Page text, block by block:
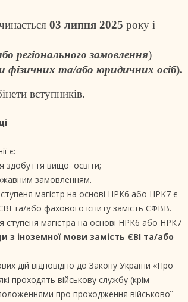
03 липня 2025 року і
регіонального замовлення)
фізичних та/або юридичних осіб).
вступників.
є:
здобуття вищої освіти;
замовленням.
магістр на основі НРК6 або НРК7 є
та/або фахового іспиту замість ЄФВВ.
магістра на основі НРК6 або НРК7
з іноземної мови замість ЄВІ та/або
дій відповідно до Закону України «Про
проходять військову службу (крім
про проходження військової